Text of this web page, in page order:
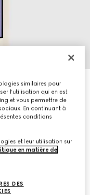
ml, eau de parfum
similaires pour
l'utilisation qui en est
et vous permettre de
En continuant à
conditions
et leur utilisation sur
en matière de
DES